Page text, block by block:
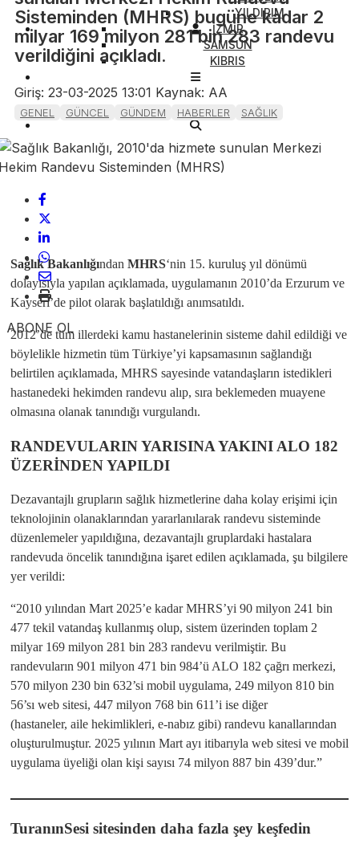
YILDIRIM
İZMİR
SAMSUN
KIBRIS
Sisteminden (MHRS) bugüne kadar 2
milyar 169 milyon 281 bin 283 randevu
verildiğini açıkladı.
Giriş: 23-03-2025 13:01 Kaynak: AA
GENEL GÜNCEL GÜNDEM HABERLER SAĞLIK
ABONE OL
Sağlık Bakanlığından MHRS‘nin 15. kuruluş yıl dönümü
dolayısıyla yapılan açıklamada, uygulamanın 2010’da Erzurum ve
Kayseri’de pilot olarak başlatıldığı anımsatıldı.
2012’de tüm illerdeki kamu hastanelerinin sisteme dahil edildiği ve
böylelikle hizmetin tüm Türkiye’yi kapsamasının sağlandığı
belirtilen açıklamada, MHRS sayesinde vatandaşların istedikleri
hastanedeki hekimden randevu alıp, sıra beklemeden muayene
olmasına olanak tanındığı vurgulandı.
RANDEVULARIN YARISINA YAKINI ALO 182
ÜZERİNDEN YAPILDI
Dezavantajlı grupların sağlık hizmetlerine daha kolay erişimi için
teknolojinin olanaklarından yararlanılarak randevu sisteminde
düzenlemeler yapıldığına, dezavantajlı gruplardaki hastalara
randevuda öncelik tanındığına işaret edilen açıklamada, şu bilgilere
yer verildi:
“2010 yılından Mart 2025’e kadar MHRS’yi 90 milyon 241 bin
477 tekil vatandaş kullanmış olup, sistem üzerinden toplam 2
milyar 169 milyon 281 bin 283 randevu verilmiştir. Bu
randevuların 901 milyon 471 bin 984’ü ALO 182 çağrı merkezi,
570 milyon 230 bin 632’si mobil uygulama, 249 milyon 810 bin
56’sı web sitesi, 447 milyon 768 bin 611’i ise diğer
(hastaneler, aile hekimlikleri, e-nabız gibi) randevu kanallarından
oluşturulmuştur. 2025 yılının Mart ayı itibarıyla web sitesi ve mobil
uygulama üyeliği olan kişi sayısı 74 milyon 887 bin 439’dur.”
TuranınSesi sitesinden daha fazla şey keşfedin